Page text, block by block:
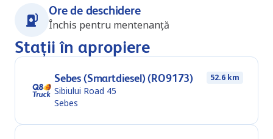
Ore de deschidere
Închis pentru mentenanță
Stații în apropiere
Sebes (Smartdiesel) (RO9173) 52.6 km
Sibiului Road 45
Sebes